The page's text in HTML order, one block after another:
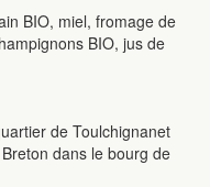
BIO, miel, fromage de
BIO, jus de
de Toulchignanet
dans le bourg de